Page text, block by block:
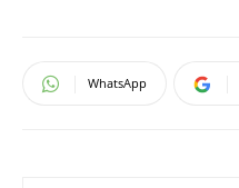
WhatsApp